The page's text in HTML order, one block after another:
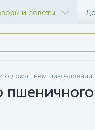
и советы
о домашнем пивоварении